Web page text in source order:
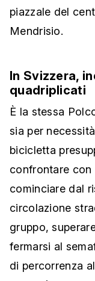
piazzale del
Mendrisio.
In Svizzera,
quadriplicati
È la stessa
sia per
bicicletta
confrontare con
cominciare dal
circolazione
gruppo,
fermarsi al
di percorrenza